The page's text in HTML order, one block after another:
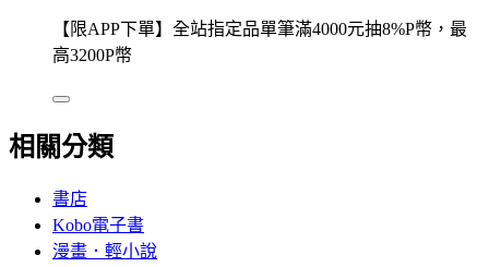
【限APP下單】全站指定品單筆滿4000元抽8%P幣，最
高3200P幣
相關分類
書店
Kobo電子書
漫畫．輕小說